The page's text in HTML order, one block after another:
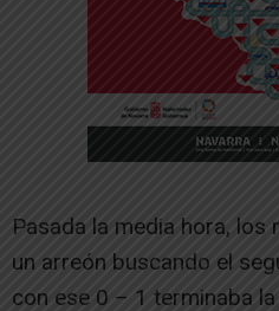
Pasada la media hora, los
un arreón buscando el
con ese 0 – 1 terminaba